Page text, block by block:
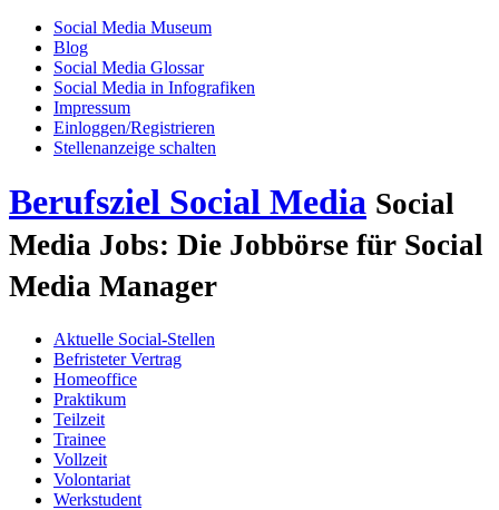
Social Media Museum
Blog
Social Media Glossar
Social Media in Infografiken
Impressum
Einloggen/Registrieren
Stellenanzeige schalten
Berufsziel Social Media Social
Media Jobs: Die Jobbörse für Social
Media Manager
Aktuelle Social-Stellen
Befristeter Vertrag
Homeoffice
Praktikum
Teilzeit
Trainee
Vollzeit
Volontariat
Werkstudent